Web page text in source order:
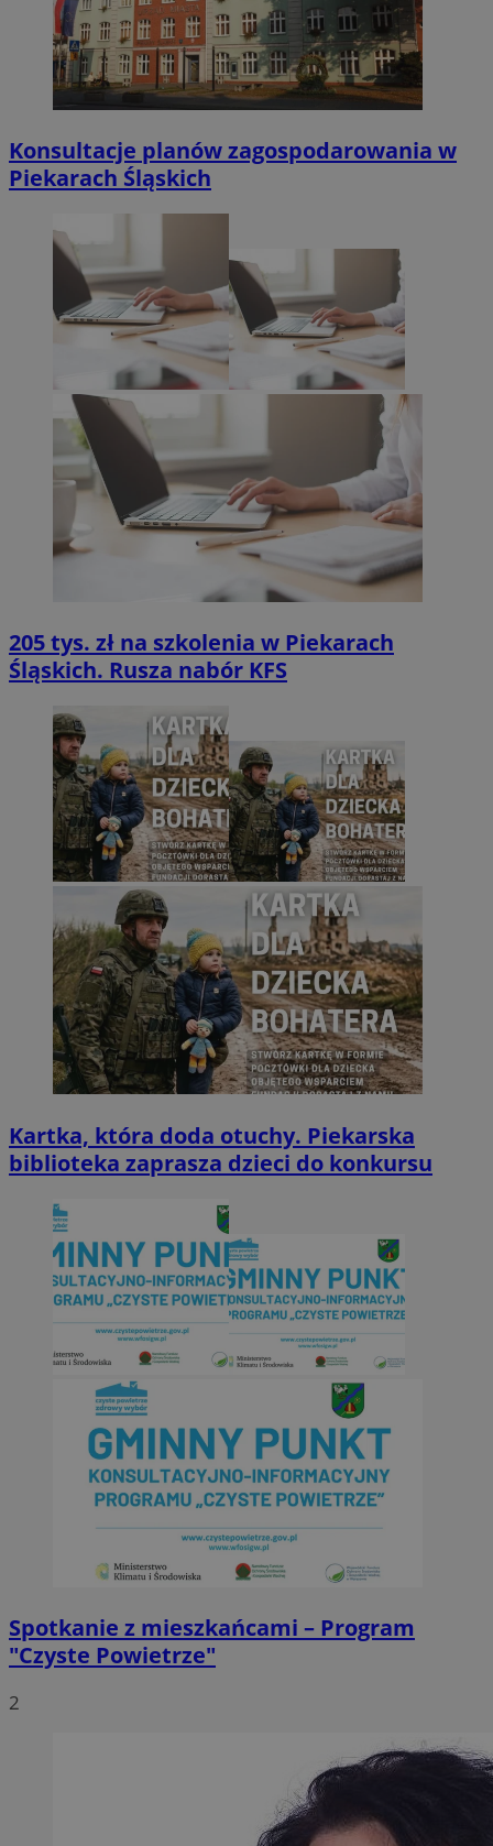
Konsultacje planów zagospodarowania w
Piekarach Śląskich
205 tys. zł na szkolenia w Piekarach
Śląskich. Rusza nabór KFS
Kartka, która doda otuchy. Piekarska
biblioteka zaprasza dzieci do konkursu
Spotkanie z mieszkańcami – Program
"Czyste Powietrze"
2